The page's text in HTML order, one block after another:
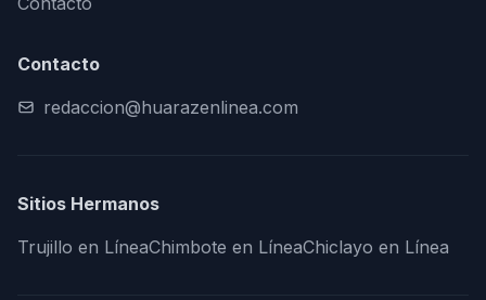
Contacto
redaccion@huarazenlinea.com
Sitios Hermanos
Trujillo en LíneaChimbote en LíneaChiclayo en Línea